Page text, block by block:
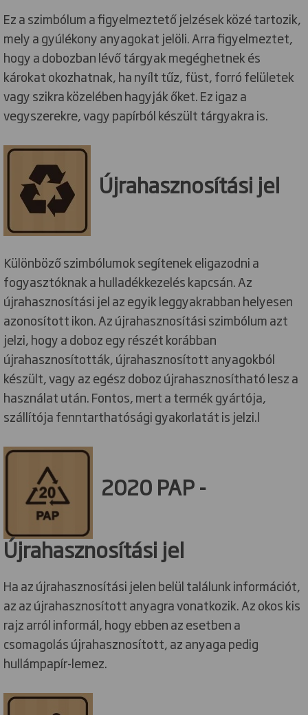
Ez a szimbólum a figyelmeztető jelzések közé tartozik,
mely a gyúlékony anyagokat jelöli. Arra figyelmeztet,
hogy a dobozban lévő tárgyak megéghetnek és
károkat okozhatnak, ha nyílt tűz, füst, forró felületek
vagy szikra közelében hagyják őket. Ez igaz a
vegyszerekre, vagy papírból készült tárgyakra is.
Újrahasznosítási jel
Különböző szimbólumok segítenek eligazodni a
fogyasztóknak a hulladékkezelés kapcsán. Az
újrahasznosítási jel az egyik leggyakrabban helyesen
azonosított ikon. Az újrahasznosítási szimbólum azt
jelzi, hogy a doboz egy részét korábban
újrahasznosították, újrahasznosított anyagokból
készült, vagy az egész doboz újrahasznosítható lesz a
használat után. Fontos, mert a termék gyártója,
szállítója fenntarthatósági gyakorlatát is jelzi.l
2020 PAP -
Újrahasznosítási jel
Ha az újrahasznosítási jelen belül találunk információt,
az az újrahasznosított anyagra vonatkozik. Az okos kis
rajz arról informál, hogy ebben az esetben a
csomagolás újrahasznosított, az anyaga pedig
hullámpapír-lemez.